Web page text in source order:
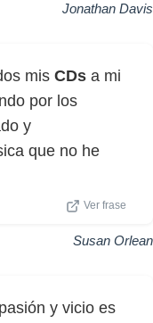
Jonathan Davis
mis CDs a mi
por los
y
que no he
Ver frase
Susan Orlean
y vicio es